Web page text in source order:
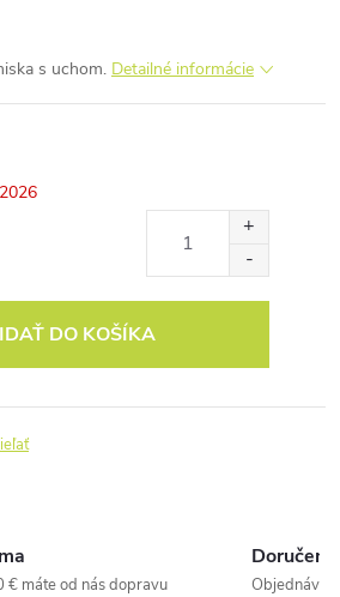
s uchom. Detailné informácie
DO KOŠÍKA
€ máte od nás dopravu